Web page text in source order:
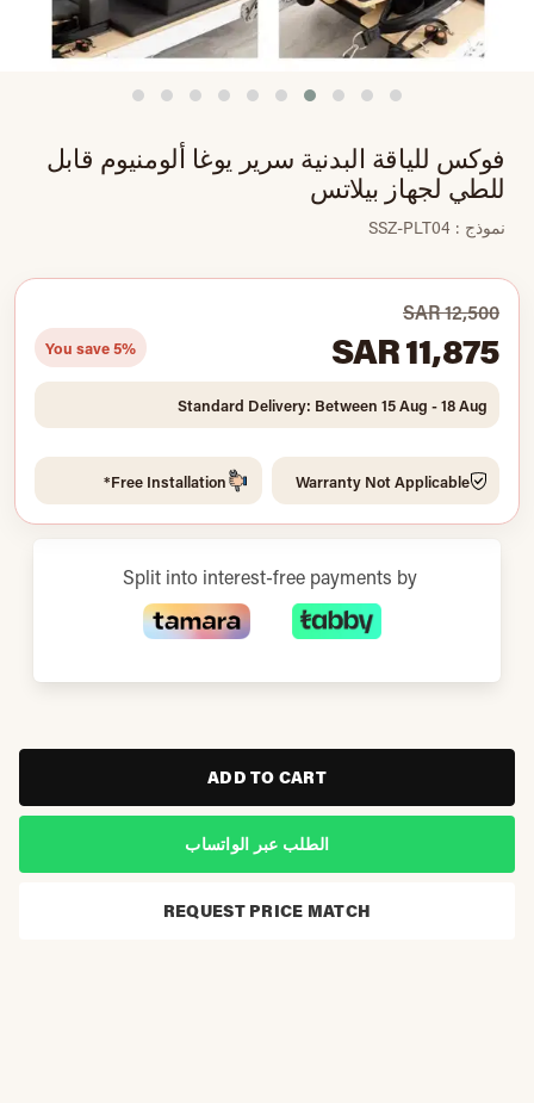
فوكس للياقة البدنية سرير يوغا ألومنيوم قابل
للطي لجهاز بيلاتس
نموذج : SSZ-PLT04
SAR 12,500
SAR 11,875
You save 5%
Standard Delivery: Between 15 Aug - 18 Aug
Warranty Not Applicable
Free Installation*
Split into interest-free payments by
ADD TO CART
الطلب عبر الواتساب
REQUEST PRICE MATCH